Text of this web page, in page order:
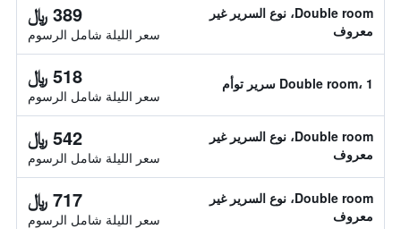
Double room، نوع السرير غير
معروف
389 ﷼
سعر الليلة شامل الرسوم
Double room، 1 سرير توأم 518 ﷼
سعر الليلة شامل الرسوم
Double room، نوع السرير غير
معروف
542 ﷼
سعر الليلة شامل الرسوم
Double room، نوع السرير غير
معروف
717 ﷼
سعر الليلة شامل الرسوم